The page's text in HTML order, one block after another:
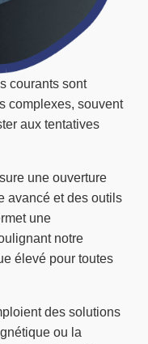
courants sont
complexes, souvent
aux tentatives
une ouverture
avancé et des outils
une
notre
élevé pour toutes
des solutions
ou la